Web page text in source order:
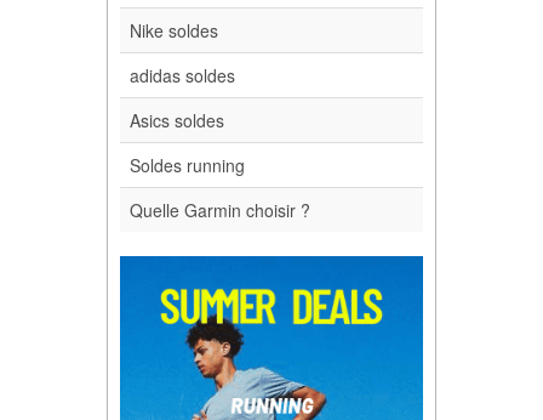
Nike soldes
adidas soldes
Asics soldes
Soldes running
Quelle Garmin choisir ?